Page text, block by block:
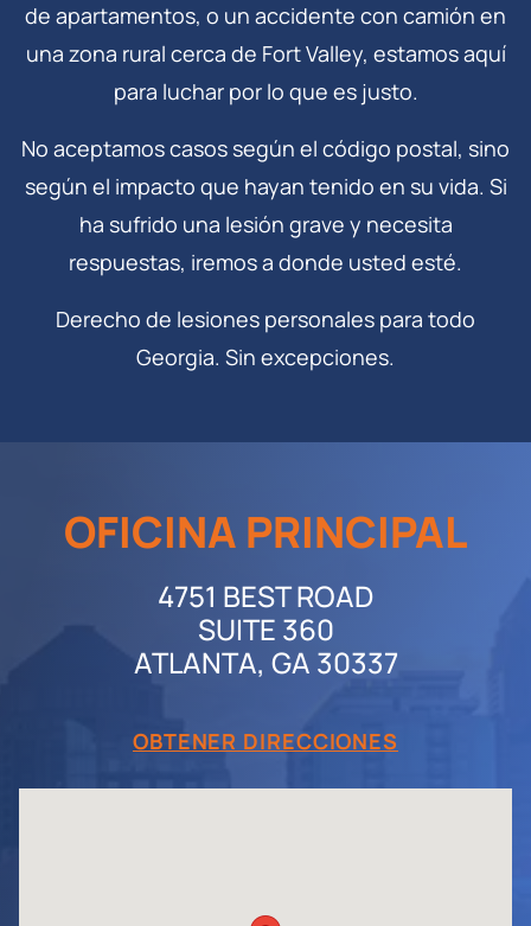
de apartamentos, o un accidente con camión en
una zona rural cerca de Fort Valley, estamos aquí
para luchar por lo que es justo.
No aceptamos casos según el código postal, sino
según el impacto que hayan tenido en su vida. Si
ha sufrido una lesión grave y necesita
respuestas, iremos a donde usted esté.
Derecho de lesiones personales para todo
Georgia. Sin excepciones.
OFICINA PRINCIPAL
4751 BEST ROAD
SUITE 360
ATLANTA, GA 30337
OBTENER DIRECCIONES